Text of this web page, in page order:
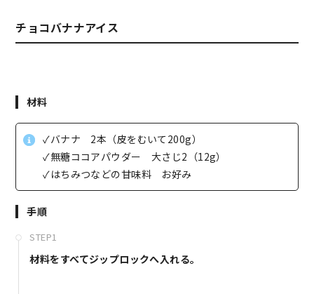
チョコバナナアイス
材料
✓バナナ 2本（皮をむいて200g）
✓無糖ココアパウダー 大さじ2（12g）
✓はちみつなどの甘味料 お好み
手順
STEP1
材料をすべてジップロックへ入れる。